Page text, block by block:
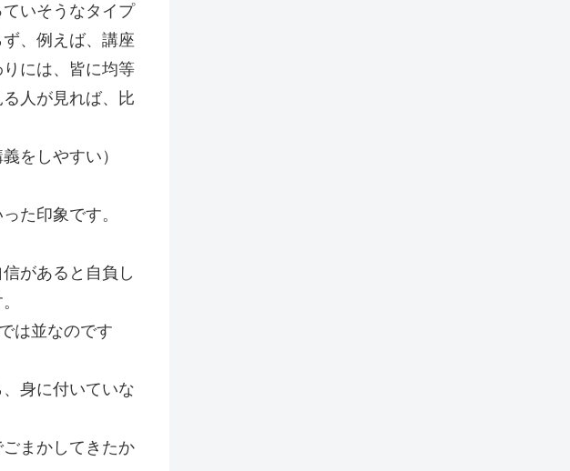
いそうなタイプ
、例えば、講座
には、皆に均等
人が見れば、比
をしやすい）
た印象です。
があると自負し
は並なのです
身に付いていな
まかしてきたか